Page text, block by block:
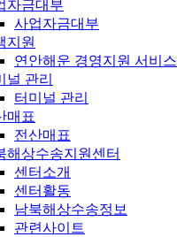
자금대부
사업자금대부
지원
연안해운 경영지원 서비스
널 관리
터미널 관리
매표
전산매표
해상수송지원센터
센터소개
센터활동
남북해상수송정보
관련사이트